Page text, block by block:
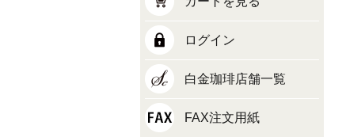
ログイン
白金珈琲店舗一覧
FAX注文用紙